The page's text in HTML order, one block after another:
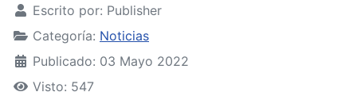
Escrito por: Publisher
Categoría: Noticias
Publicado: 03 Mayo 2022
Visto: 547